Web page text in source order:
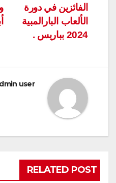
الفائزين في دورة
الألعاب البارالمبية
2024 بباريس .
user
RELATED POST